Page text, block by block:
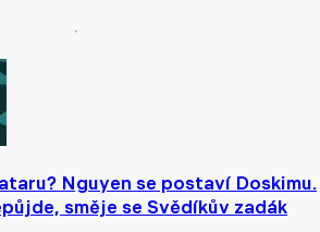
Nguyen se postaví Doskimu.
směje se Svědíkův zadák